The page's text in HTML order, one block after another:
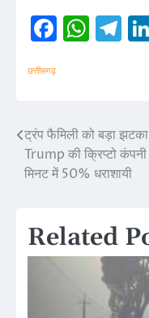
छत्तीसगढ़
Post
navigation
ट्रंप फैमिली को बड़ा
Trump की क्रिप्टो
मिनट में 50% धराशायी
Related